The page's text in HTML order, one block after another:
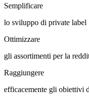
Semplificare
lo sviluppo di private label
Ottimizzare
gli assortimenti per la
Raggiungere
efficacemente gli obiettivi